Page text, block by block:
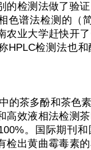
的检测法做了验
色谱法检测的（
农业大学赶快开
HPLC检测法也
的茶多酚和茶色
高效液相法检测
。国际期刊
检出黄曲霉毒素